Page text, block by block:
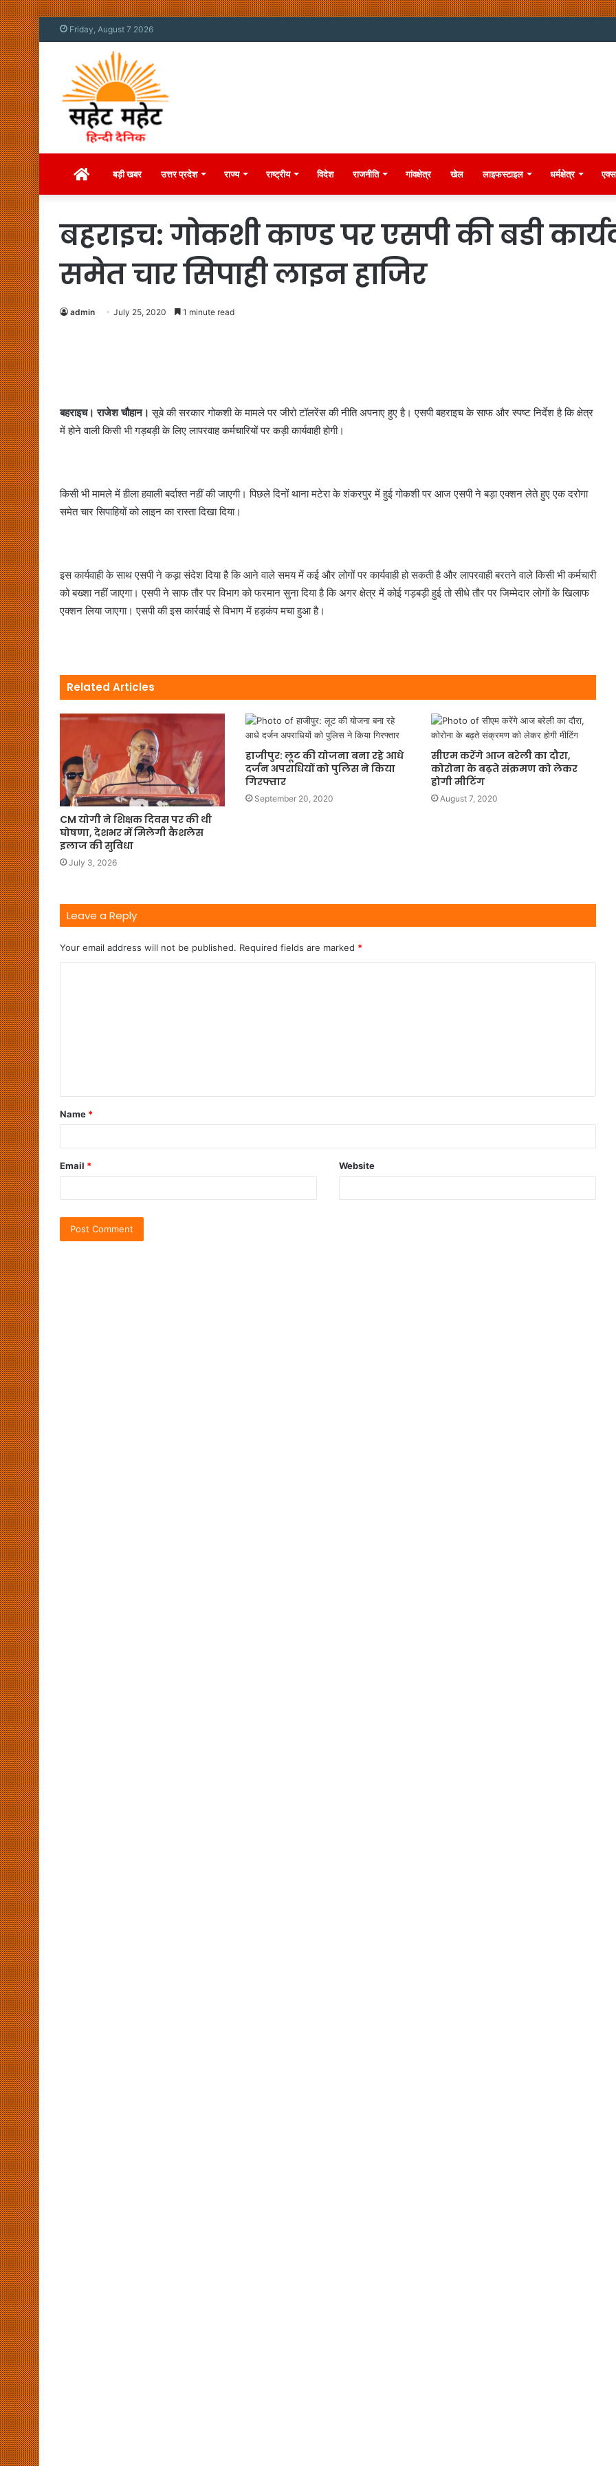
Friday, August 7 2026
Homeबड़ी खबर उत्तर प्रदेश राज्य राष्ट्रीय विदेश राजनीति गांवक्षेत्र खेल लाइफस्टाइल धर्मक्षेत्र
बहराइच: गोकशी काण्ड पर एसपी की बडी
समेत चार सिपाही लाइन हाजिर
admin July 25, 2020 1 minute read
बहराइच। राजेश चौहान।सूबे की सरकार गोकशी के मामले पर जीरो टॉलरेंस की नीति अपनाए हुए है। एसपी बहराइच के साफ और स्पष्ट निर्देश है कि क्षेत्र
में होने वाली किसी भी गड़बड़ी के लिए लापरवाह कर्मचारियों पर कड़ी कार्यवाही होगी।
किसी भी मामले में हीला हवाली बर्दाश्त नहीं की जाएगी। पिछले दिनों थाना मटेरा के शंकरपुर में हुई गोकशी पर आज एसपी ने बड़ा एक्शन लेते हुए एक दरोगा
समेत चार सिपाहियों को लाइन का रास्ता दिखा दिया।
इस कार्यवाही के साथ एसपी ने कड़ा संदेश दिया है कि आने वाले समय में कई और लोगों पर कार्यवाही हो सकती है और लापरवाही बरतने वाले किसी भी कर्मचारी
को बख्शा नहीं जाएगा। एसपी ने साफ तौर पर विभाग को फरमान सुना दिया है कि अगर क्षेत्र में कोई गड़बड़ी हुई तो सीधे तौर पर जिम्मेदार लोगों के खिलाफ
एक्शन लिया जाएगा। एसपी की इस कार्रवाई से विभाग में हड़कंप मचा हुआ है।
Related Articles
CM योगी ने शिक्षक दिवस पर की थी
घोषणा, देशभर में मिलेगी कैशलेस
इलाज की सुविधा
July 3, 2026
हाजीपुर: लूट की योजना बना रहे आधे
दर्जन अपराधियों को पुलिस ने किया
गिरफ्तार
September 20, 2020
सीएम करेंगे आज बरेली का दौरा,
कोरोना के बढ़ते संक्रमण को लेकर
होगी मीटिंग
August 7, 2020
Leave a Reply
Your email address will not be published. Required fields are marked *
Name *
Email * Website